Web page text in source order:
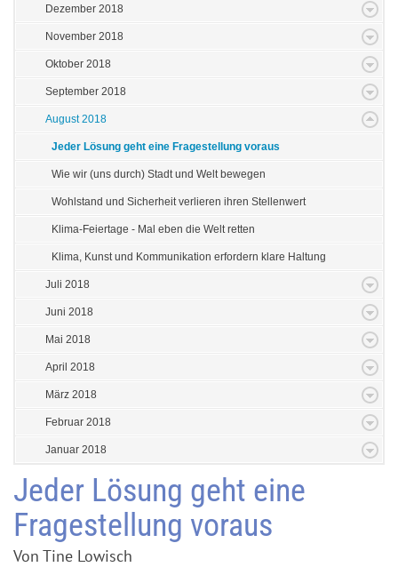
Dezember 2018
November 2018
Oktober 2018
September 2018
August 2018
Jeder Lösung geht eine Fragestellung voraus
Wie wir (uns durch) Stadt und Welt bewegen
Wohlstand und Sicherheit verlieren ihren Stellenwert
Klima-Feiertage - Mal eben die Welt retten
Klima, Kunst und Kommunikation erfordern klare Haltung
Juli 2018
Juni 2018
Mai 2018
April 2018
März 2018
Februar 2018
Januar 2018
Jeder Lösung geht eine
Fragestellung voraus
Von Tine Lowisch